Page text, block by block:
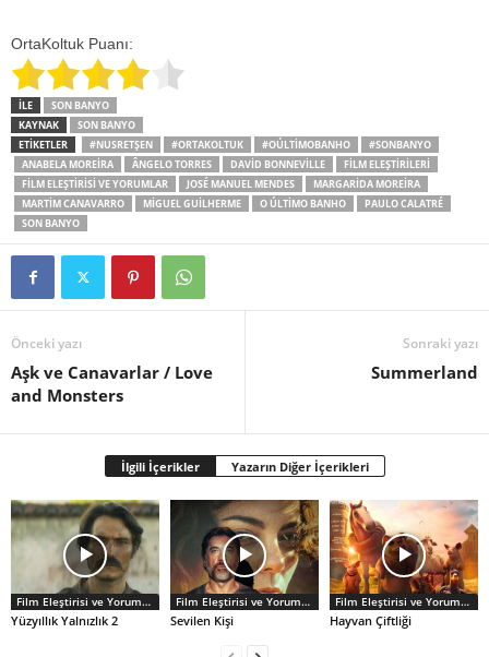
OrtaKoltuk Puanı:
İLE
SON BANYO
KAYNAK
SON BANYO
ETİKETLER
#NUSRETŞEN #ORTAKOLTUK #OÚLTIMOBANHO
#SONBANYO
ANABELA MOREIRA
ÂNGELO TORRES DAVID BONNEVILLE
FILM ELEŞTIRILERI
FILM ELEŞTIRISI VE YORUMLAR
JOSÉ MANUEL MENDES
MARGARIDA MOREIRA
MARTIM CANAVARRO
MIGUEL GUILHERME O ÚLTIMO BANHO
PAULO CALATRÉ
SON BANYO
Önceki yazı
Aşk ve Canavarlar / Love
and Monsters
Sonraki yazı
Summerland
İlgili İçerikler Yazarın Diğer İçerikleri
Film Eleştirisi ve Yorumlar
Yüzyıllık Yalnızlık 2
Film Eleştirisi ve Yorumlar
Sevilen Kişi
Film Eleştirisi ve Yorumlar
Hayvan Çiftliği